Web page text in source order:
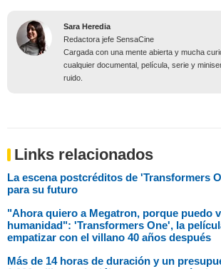
Sara Heredia
Redactora jefe SensaCine
Cargada con una mente abierta y mucha
cualquier documental, película, serie y
ruido.
Links relacionados
La escena postcréditos de 'Transformers
para su futuro
"Ahora quiero a Megatron, porque puedo
humanidad": 'Transformers One', la
empatizar con el villano 40 años después
Más de 14 horas de duración y un